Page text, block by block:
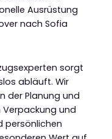
Ausrüstung
nach Sofia
sorgt
abläuft. Wir
der Planung und
Verpackung und
persönlichen